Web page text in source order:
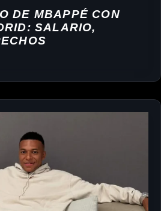
DE MBAPPÉ CON
SALARIO,